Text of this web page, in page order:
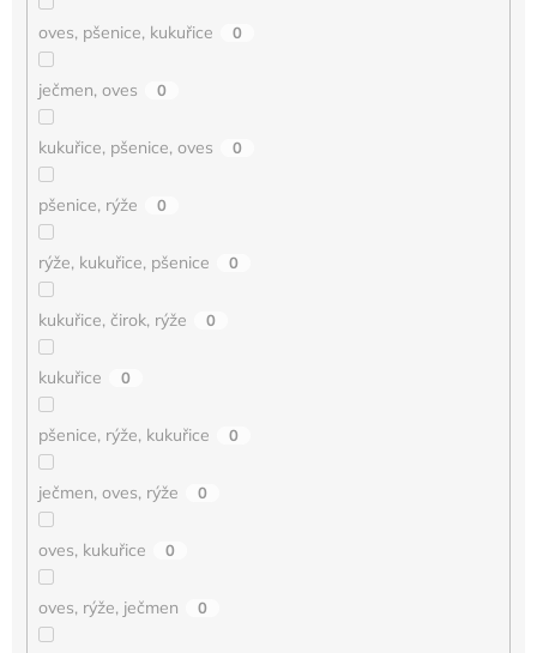
oves, pšenice, kukuřice 0
ječmen, oves 0
kukuřice, pšenice, oves 0
pšenice, rýže 0
rýže, kukuřice, pšenice 0
kukuřice, čirok, rýže 0
kukuřice 0
pšenice, rýže, kukuřice 0
ječmen, oves, rýže 0
oves, kukuřice 0
oves, rýže, ječmen 0